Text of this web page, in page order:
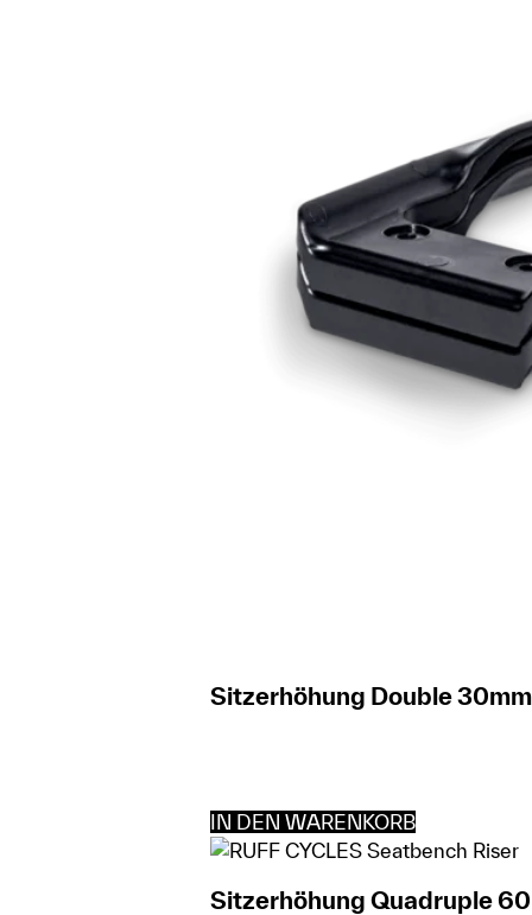
Sitzerhöhung Double
IN DEN WARENKORB
Sitzerhöhung Quadruple